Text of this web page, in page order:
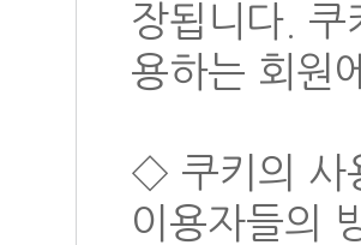
장됩니다. 쿠
용하는 회원
◇ 쿠키의 사
이용자들의